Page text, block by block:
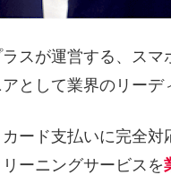
スが運営する、ス
として業界のリーデ
ード支払いに完全
ーニングサービスを